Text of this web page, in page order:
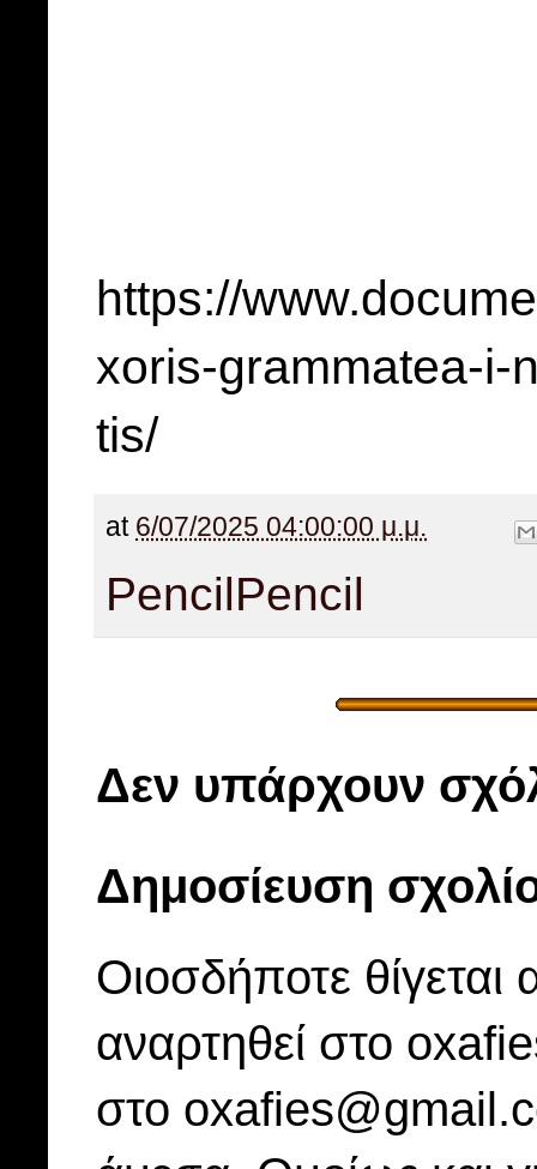
https://
xoris-grammatea-i-
tis/
at 6/07/2025 04:00:00 μ.μ.
PencilPencil
Δεν υπάρχουν
Δημοσίευση
Οιοσδήποτε
αναρτηθεί στο
στο